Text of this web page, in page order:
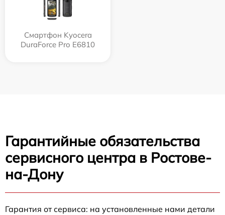
Смартфон Kyocera
DuraForce Pro E6810
Гарантийные обязательства
сервисного центра в Ростове-
на-Дону
Гарантия от сервиса: на установленные нами детали